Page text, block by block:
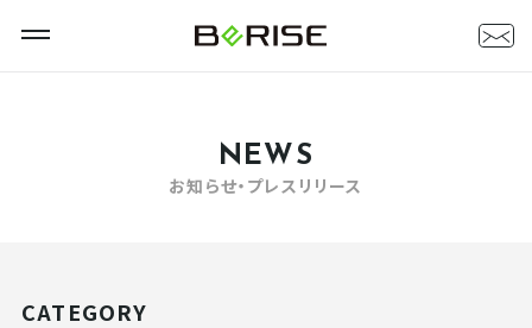
NEWS
お知らせ・プレスリリース
CATEGORY